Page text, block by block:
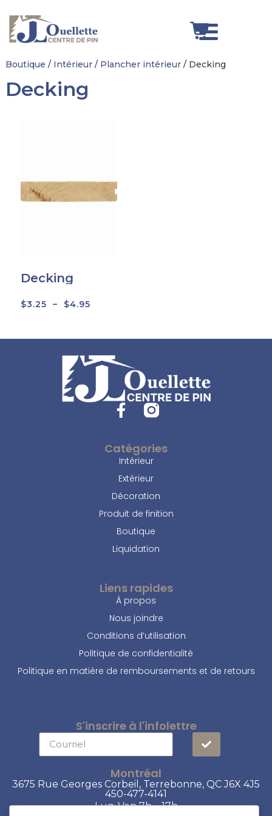
Boutique / Intérieur/ Plancher intérieur/ Decking
Decking
Decking
$3.25 – $4.95
Catégories
Intérieur
Extérieur
Décoration
Produit de finition
Boutique
Liquidation
Liens rapides
À propos
Nous joindre
Conditions d’utilisation
Politique de confidentialité
Politique en matière de remboursements et de retours
S'inscrire à l'infolettre
Montréal
3675 Rue Georges Corbeil, Terrebonne, QC J6X 4J5
450-477-4141
Lun-Ven 7h – 17h